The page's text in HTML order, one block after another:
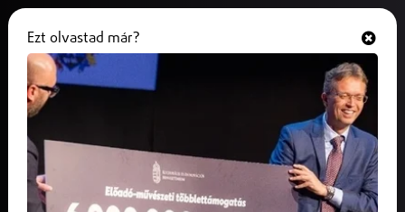
Továbbra is félpályás útlezárás
mellett halad a forgalom a 49-es
főúton
Ezt olvastad már?